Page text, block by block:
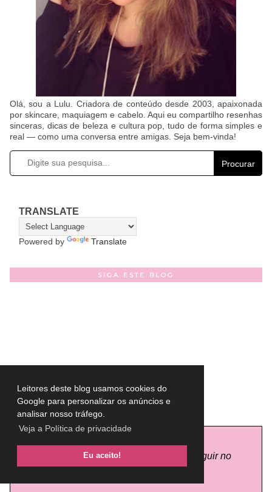
Leitores deste blog usamos cookies do
Google para personalizar os anúncios e
analisar nosso tráfego.
Veja a Política de privacidade
Eu aceito!
Olá, sou a Lulu. Criadora de conteúdo desde 2003, apaixonada
por skincare, maquiagem e cabelo. Aqui eu compartilho resenhas
sinceras, dicas de beleza e cultura pop, tudo de forma simples e
real — como uma conversa entre amigas. Seja bem-vinda!
Procurar
TRANSLATE
Powered by Translate
SIGA ESTE BLOG
YOUTUBE
Clique na imagem abaixo para me seguir no
Youtube